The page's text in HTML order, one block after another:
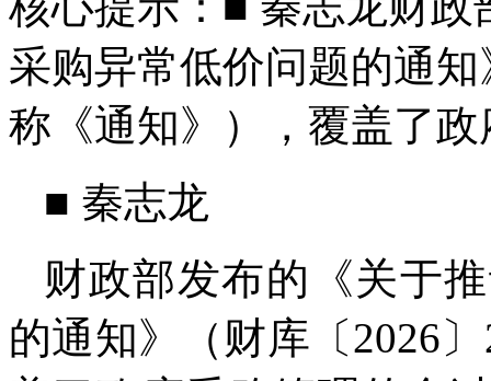
采购异常低价问题的通
称《通知》），覆盖了
■ 秦志龙
财政部发布的《关于
的通知》（财库〔2026